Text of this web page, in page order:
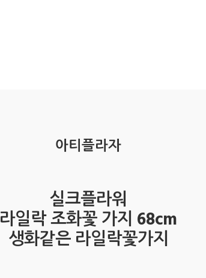
아티플라자
실크플라워
라일락 조화꽃 가지 68cm
생화같은 라일락꽃가지